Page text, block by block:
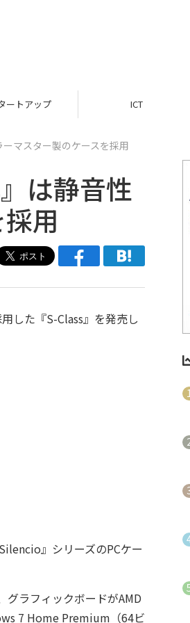
ートアップ ICT
マスター製のケースを採用
は静音性
用
した『S-Class』を発売し
』シリーズのPCケー
グラフィックボードがAMD
7 Home Premium（64ビ